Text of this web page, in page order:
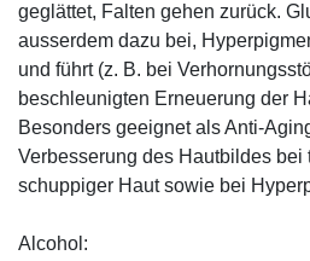
geglättet, Falten gehen zurück.
ausserdem dazu bei,
und führt (z. B. bei
beschleunigten Erneuerung der
Besonders geeignet als Anti-
Verbesserung des Hautbildes bei
schuppiger Haut sowie bei
Alcohol: